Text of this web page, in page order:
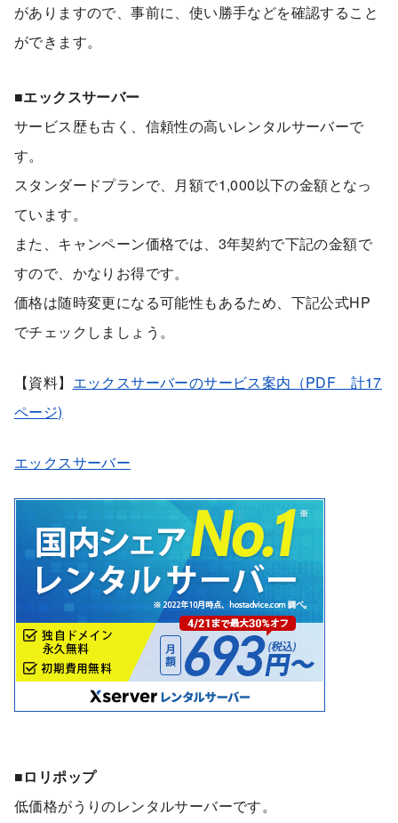
がありますので、事前に、使い勝手などを確認すること
ができます。
■エックスサーバー
サービス歴も古く、信頼性の高いレンタルサーバーで
す。
スタンダードプランで、月額で1,000以下の金額となっ
ています。
また、キャンペーン価格では、3年契約で下記の金額で
すので、かなりお得です。
価格は随時変更になる可能性もあるため、下記公式HP
でチェックしましょう。
【資料】 エックスサーバーのサービス案内（PDF 計17
ページ)
エックスサーバー
■ロリポップ
低価格がうりのレンタルサーバーです。